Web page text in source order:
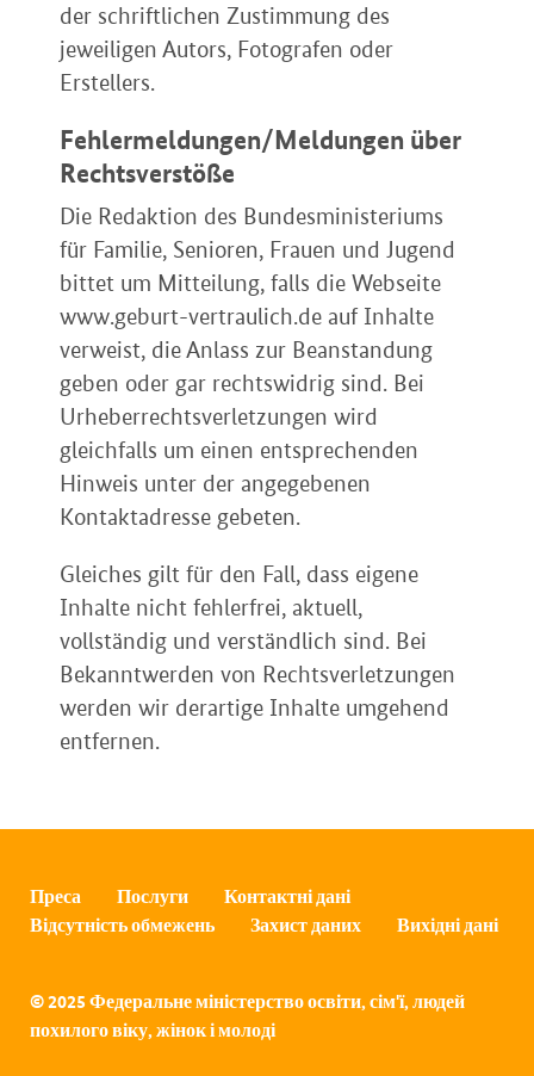
der schriftlichen Zustimmung des
jeweiligen Autors, Fotografen oder
Erstellers.
Fehlermeldungen/Meldungen über
Rechtsverstöße
Die Redaktion des Bundesministeriums
für Familie, Senioren, Frauen und Jugend
bittet um Mitteilung, falls die Webseite
www.geburt-vertraulich.de auf Inhalte
verweist, die Anlass zur Beanstandung
geben oder gar rechtswidrig sind. Bei
Urheberrechtsverletzungen wird
gleichfalls um einen entsprechenden
Hinweis unter der angegebenen
Kontaktadresse gebeten.
Gleiches gilt für den Fall, dass eigene
Inhalte nicht fehlerfrei, aktuell,
vollständig und verständlich sind. Bei
Bekanntwerden von Rechtsverletzungen
werden wir derartige Inhalte umgehend
entfernen.
Преса Послуги
Контактні дані
Відсутність обмежень
Захист даних Вихідні дані
© 2025 Федеральне міністерство освіти, сім'ї, людей
похилого віку, жінок і молоді